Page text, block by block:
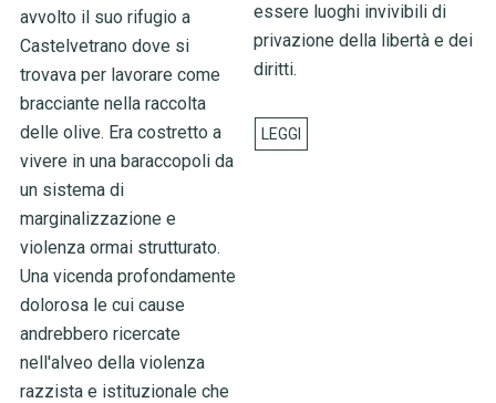
avvolto il suo rifugio a
Castelvetrano dove si
trovava per lavorare come
bracciante nella raccolta
delle olive. Era costretto a
vivere in una baraccopoli da
un sistema di
marginalizzazione e
violenza ormai strutturato.
Una vicenda profondamente
dolorosa le cui cause
andrebbero ricercate
nell'alveo della violenza
razzista e istituzionale che
essere luoghi invivibili di
privazione della libertà e dei
diritti.